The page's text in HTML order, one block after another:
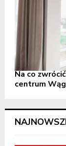
Na co
centrum